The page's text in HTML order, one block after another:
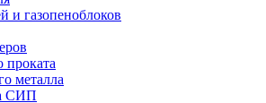
и газопеноблоков
проката
металла
СИП